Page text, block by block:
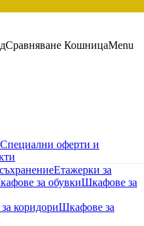
Сравняване КошницаMenu
Специални оферти и
Етажерки за
за обувкиШкафове за
коридориШкафове за